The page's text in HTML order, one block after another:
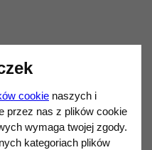
cookie naszych i
przez nas z plików cookie
wymaga twojej zgody.
kategoriach plików